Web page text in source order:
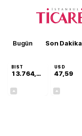
Bugün Son Dakika
BIST
13.764,88
USD
47,59